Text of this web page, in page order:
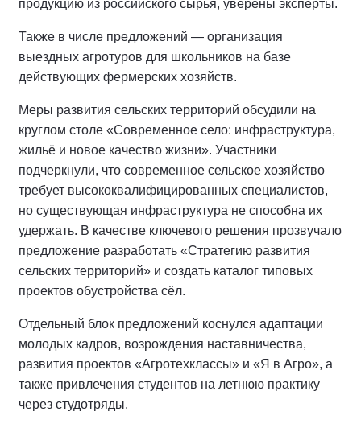
продукцию из российского сырья, уверены эксперты.
Также в числе предложений — организация
выездных агротуров для школьников на базе
действующих фермерских хозяйств.
Меры развития сельских территорий обсудили на
круглом столе «Современное село: инфраструктура,
жильё и новое качество жизни». Участники
подчеркнули, что современное сельское хозяйство
требует высококвалифицированных специалистов,
но существующая инфраструктура не способна их
удержать. В качестве ключевого решения прозвучало
предложение разработать «Стратегию развития
сельских территорий» и создать каталог типовых
проектов обустройства сёл.
Отдельный блок предложений коснулся адаптации
молодых кадров, возрождения наставничества,
развития проектов «Агротехклассы» и «Я в Агро», а
также привлечения студентов на летнюю практику
через студотряды.